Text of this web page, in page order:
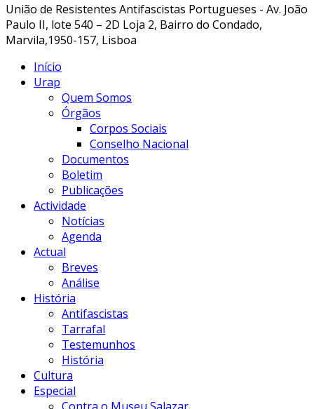
União de Resistentes Antifascistas Portugueses - Av. João
Paulo II, lote 540 – 2D Loja 2, Bairro do Condado,
Marvila,1950-157, Lisboa
Início
Urap
Quem Somos
Órgãos
Corpos Sociais
Conselho Nacional
Documentos
Boletim
Publicações
Actividade
Notícias
Agenda
Actual
Breves
Análise
História
Antifascistas
Tarrafal
Testemunhos
História
Cultura
Especial